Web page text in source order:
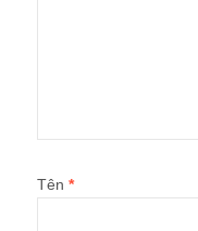
Tên *